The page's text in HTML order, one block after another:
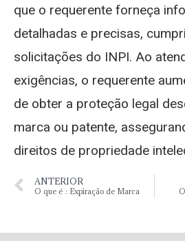
que o requerente forneça
detalhadas e precisas,
solicitações do INPI. Ao
exigências, o requerente
de obter a proteção legal
marca ou patente,
direitos de propriedade
ANTERIOR
O que é : Expiração de Marca